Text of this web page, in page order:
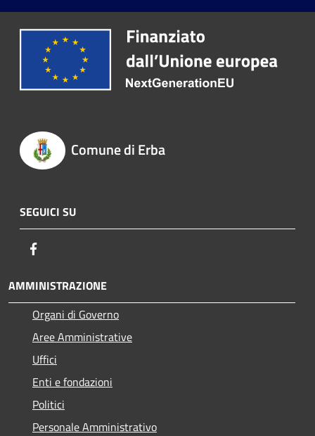
Comune di Erba
SEGUICI SU
AMMINISTRAZIONE
Organi di Governo
Aree Amministrative
Uffici
Enti e fondazioni
Politici
Personale Amministrativo